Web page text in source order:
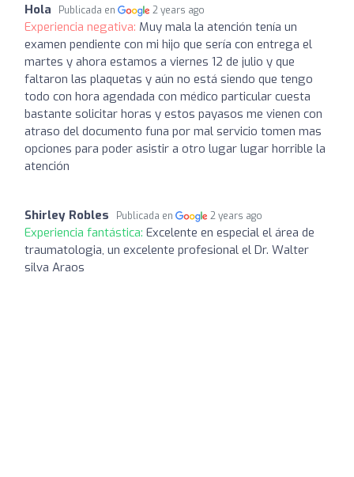
Hola Publicada en 2 years ago
Experiencia negativa: Muy mala la atención tenía un
examen pendiente con mi hijo que sería con entrega el
martes y ahora estamos a viernes 12 de julio y que
faltaron las plaquetas y aún no está siendo que tengo
todo con hora agendada con médico particular cuesta
bastante solicitar horas y estos payasos me vienen con
atraso del documento funa por mal servicio tomen mas
opciones para poder asistir a otro lugar lugar horrible la
atención
Shirley Robles Publicada en 2 years ago
Experiencia fantástica: Excelente en especial el área de
traumatologia, un excelente profesional el Dr. Walter
silva Araos